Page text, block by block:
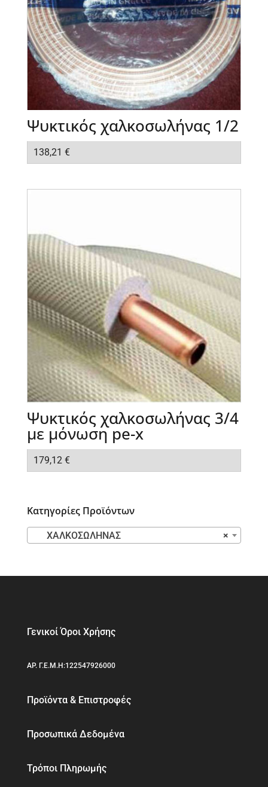
Ψυκτικός χαλκοσωλήνας 1/2
138,21 €
Ψυκτικός χαλκοσωλήνας 3/4
με μόνωση pe-x
179,12 €
Κατηγορίες Προϊόντων
×
ΧΑΛΚΟΣΩΛΗΝΑΣ
Γενικοί Όροι Χρήσης
ΑΡ. Γ.Ε.Μ.Η:122547926000
Προϊόντα & Επιστροφές
Προσωπικά Δεδομένα
Τρόποι Πληρωμής